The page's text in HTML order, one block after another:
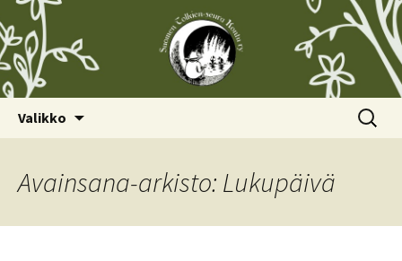
Valikko Haku:
Avainsana-arkisto: Lukupäivä